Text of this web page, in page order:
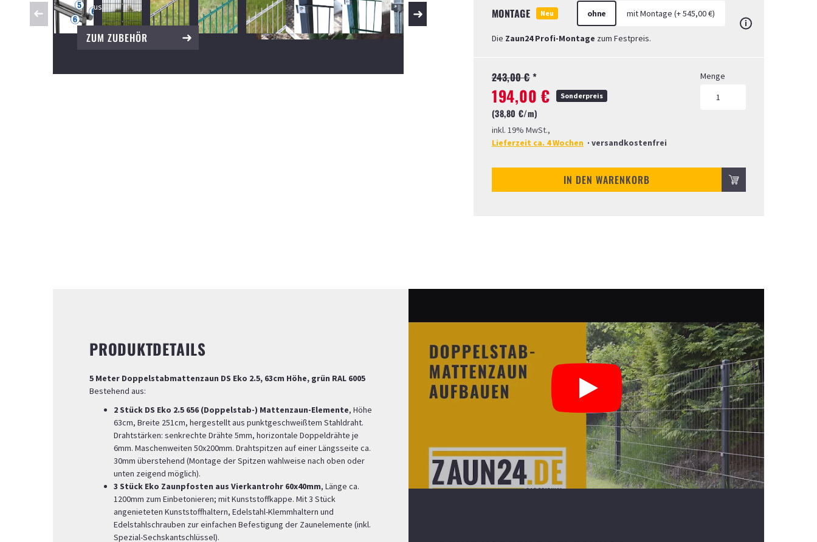
2.5 aus.
ZUM ZUBEHÖR
MONTAGE Neu ohne mit Montage (+ 545,00 €)
Die Zaun24 Profi-Montage zum Festpreis.
243,00 €*
194,00 € Sonderpreis
(38,80 €/m)
inkl. 19% MwSt.,
Lieferzeit ca. 4 Wochen · versandkostenfrei
Menge
IN DEN WARENKORB
PRODUKTDETAILS
5 Meter Doppelstabmattenzaun DS Eko 2.5, 63cm Höhe, grün RAL 6005
Bestehend aus:
2 Stück DS Eko 2.5 656 (Doppelstab-) Mattenzaun-Elemente, Höhe
63cm, Breite 251cm, hergestellt aus punktgeschweißtem Stahldraht.
Drahtstärken: senkrechte Drähte 5mm, horizontale Doppeldrähte je
6mm. Maschenweiten 50x200mm. Drahtspitzen auf einer Längsseite ca.
30mm überstehend (Montage der Spitzen wahlweise nach oben oder
unten zeigend möglich).
3 Stück Eko Zaunpfosten aus Vierkantrohr 60x40mm, Länge ca.
1200mm zum Einbetonieren; mit Kunststoffkappe. Mit 3 Stück
angenieteten Kunststoffhaltern, Edelstahl-Klemmhaltern und
Edelstahlschrauben zur einfachen Befestigung der Zaunelemente (inkl.
Spezial-Sechskantschlüssel).